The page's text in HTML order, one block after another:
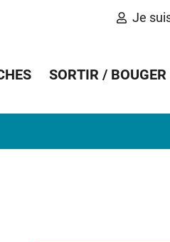
Je
SORTIR / BOUGER